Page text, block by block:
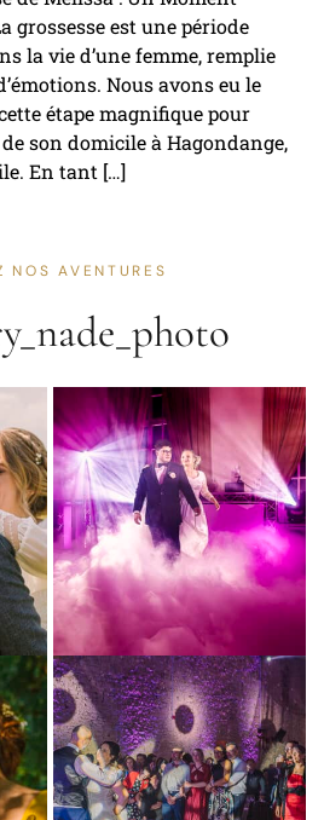
grossesse est une période
la vie d’une femme, remplie
Nous avons eu le
étape magnifique pour
son domicile à Hagondange,
En tant […]
NOS AVENTURES